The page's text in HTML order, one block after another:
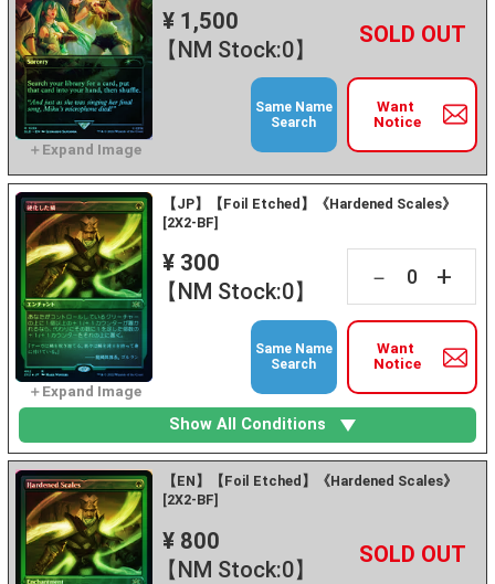
¥ 1,500
【NM Stock:0】
－ +
Want
Notice
Same Name
Search
【JP】【Foil Etched】《Hardened Scales》
[2X2-BF]
¥ 300
【NM Stock:0】
－ +
Want
Notice
Same Name
Search
Show All Conditions
【EN】【Foil Etched】《Hardened Scales》
[2X2-BF]
¥ 800
【NM Stock:0】
－ +